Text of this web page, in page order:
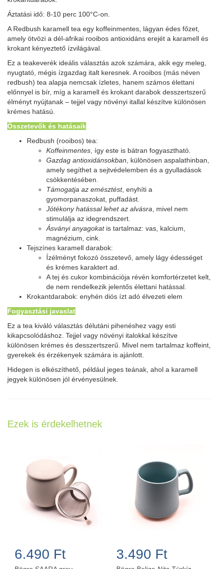
Áztatási idő: 8-10 perc 100°C-on.
A Redbush karamell tea egy koffeinmentes, lágyan édes főzet,
amely ötvözi a dél-afrikai rooibos antioxidáns erejét a karamell és
krokant kényeztető ízvilágával.
Ez a teakeverék ideális választás azok számára, akik egy meleg,
nyugtató, mégis ízgazdag italt keresnek. A rooibos (más néven
redbush) tea alapja nemcsak ízletes, hanem számos élettani
előnnyel is bír, míg a karamell és krokant darabok desszertszerű
élményt nyújtanak – tejjel vagy növényi itallal készítve különösen
krémes hatású.
Összetevők és hatásaik
Redbush (rooibos) tea:
Koffeinmentes , így este is bátran fogyasztható.
Gazdag antioxidánsokban , különösen aspalathinban,
amely segíthet a sejtvédelemben és a gyulladások
csökkentésében.
Támogatja az emésztést, enyhíti a
gyomorpanaszokat, puffadást.
Jótékony hatással lehet az alvásra , mivel nem
stimulálja az idegrendszert.
Ásványi anyagokatis tartalmaz: vas, kalcium,
magnézium, cink.
Tejszínes karamell darabok:
Ízélményt fokozó összetevő, amely lágy édességet
és krémes karaktert ad.
A tej és cukor kombinációja révén komfortérzetet kelt,
de nem rendelkezik jelentős élettani hatással.
Krokantdarabok: enyhén diós ízt adó élvezeti elem
Fogyasztási javaslat
Ez a tea kiváló választás délutáni pihenéshez vagy esti
kikapcsolódáshoz. Tejjel vagy növényi italokkal készítve
különösen krémes és desszertszerű. Mivel nem tartalmaz koffeint,
gyerekek és érzékenyek számára is ajánlott.
Hidegen is elkészíthető, például jeges teának, ahol a karamell
jegyek különösen jól érvényesülnek.
Ezek is érdekelhetnek
6.490 Ft 3.490 Ft